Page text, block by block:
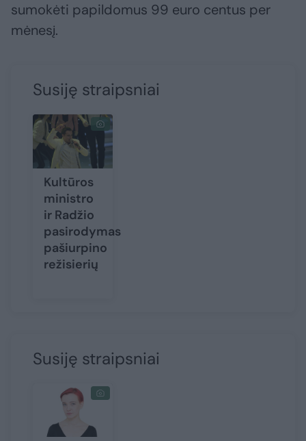
sumokėti papildomus 99 euro centus per
mėnesį.
Susiję straipsniai
Kultūros
ministro
ir Radžio
pasirodymas
pašiurpino
režisierių
Susiję straipsniai